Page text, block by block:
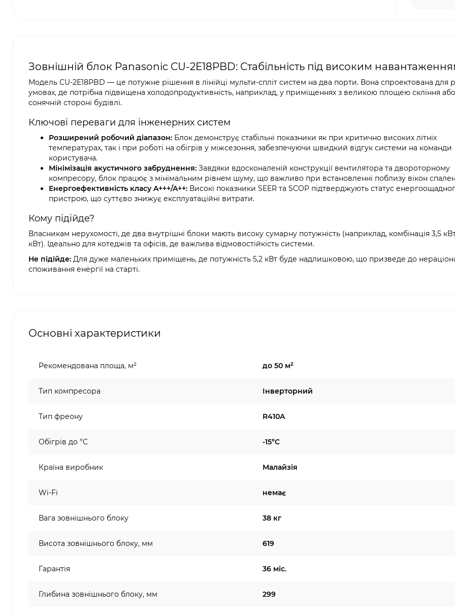
Зовнішній блок Panasonic CU-2E18PBD: Стабільність під високим
Модель CU-2E18PBD — це потужне рішення в лінійці мульти-спліт систем на два порти. Вона спроектована для
умовах, де потрібна підвищена холодопродуктивність, наприклад, у приміщеннях з великою площею скління
сонячній стороні будівлі.
Ключові переваги для інженерних систем
Розширений робочий діапазон: Блок демонструє стабільні показники як при критично високих літніх
температурах, так і при роботі на обігрів у міжсезоння, забезпечуючи швидкий відгук системи на команди
користувача.
Мінімізація акустичного забруднення: Завдяки вдосконаленій конструкції вентилятора та двороторному
компресору, блок працює з мінімальним рівнем шуму, що важливо при встановленні поблизу вікон
Енергоефективність класу A+++/A++: Високі показники SEER та SCOP підтверджують статус
пристрою, що суттєво знижує експлуатаційні витрати.
Кому підійде?
Власникам нерухомості, де два внутрішні блоки мають високу сумарну потужність (наприклад, комбінація 3,5
кВт). Ідеально для котеджів та офісів, де важлива відмовостійкість системи.
Не підійде: Для дуже маленьких приміщень, де потужність 5,2 кВт буде надлишковою, що призведе до
споживання енергії на старті.
Основні характеристики
Рекомендована площа, м² до 50 м²
Тип компресора Інверторний
Тип фреону R410A
Обігрів до °C -15°C
Країна виробник Малайзія
Wi-Fi немає
Вага зовнішнього блоку 38 кг
Висота зовнішнього блоку, мм 619
Гарантія 36 міс.
Глибина зовнішнього блоку, мм 299